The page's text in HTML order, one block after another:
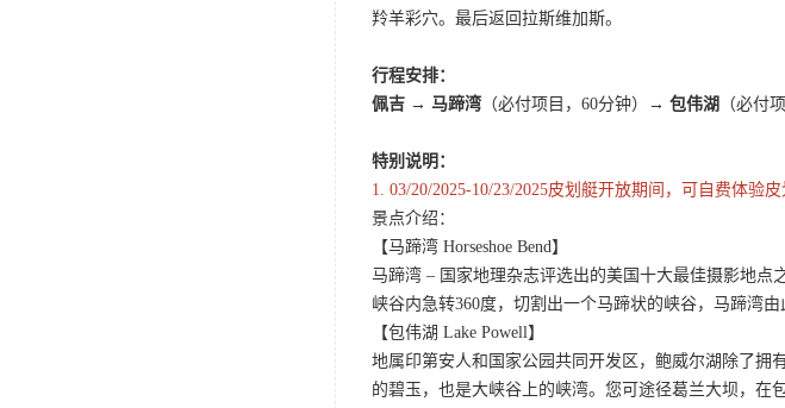
羚羊彩穴。最后返回拉斯维加斯。
行程安排：
佩吉 → 马蹄湾 （必付项目，60分钟）→ 包伟湖 （必付
特别说明：
1. 03/20/2025-10/23/2025皮划艇开放期间，可自费体验
景点介绍：
【马蹄湾 Horseshoe Bend】
马蹄湾 – 国家地理杂志评选出的美国十大最佳摄影地
峡谷内急转360度，切割出一个马蹄状的峡谷，马蹄湾
【包伟湖 Lake Powell】
地属印第安人和国家公园共同开发区，鲍威尔湖除了拥
的碧玉，也是大峡谷上的峡湾。您可途径葛兰大坝，在